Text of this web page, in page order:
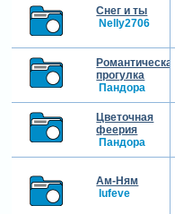
Снег и ты
Nelly2706
Романтическая
прогулка
Пандора
Цветочная
феерия
Пандора
Ам-Ням
lufeve